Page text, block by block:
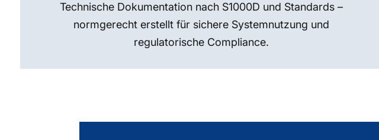
Technische Dokumentation nach S1000D und Standards –
normgerecht erstellt für sichere Systemnutzung und
regulatorische Compliance.